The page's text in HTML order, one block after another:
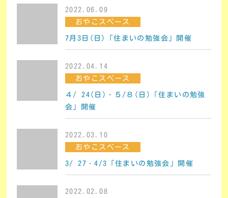
2022.06.09
おやこスペース
7月3日(日)「住まいの勉強会」開催
2022.04.14
おやこスペース
４/ 24(日)・５/８(日)「住まいの勉強
会」開催
2022.03.10
おやこスペース
3/ 27・4/3「住まいの勉強会」開催
2022.02.08